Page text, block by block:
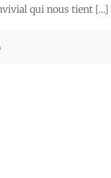
qui nous tient […]